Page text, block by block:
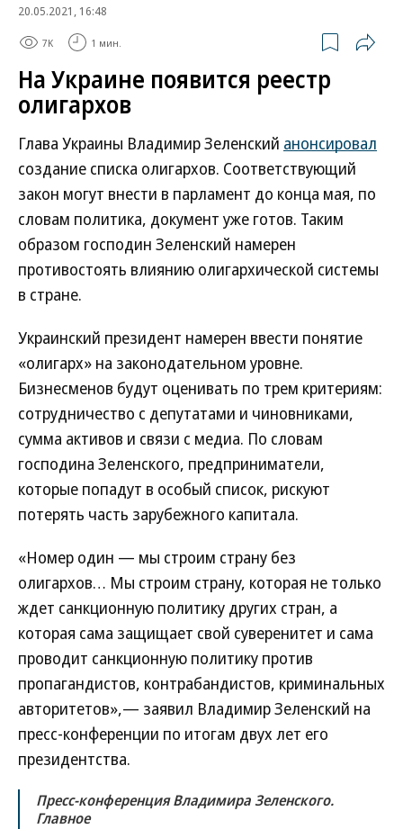
20.05.2021, 16:48
7K 1 мин.
На Украине появится реестр
олигархов
Глава Украины Владимир Зеленский анонсировал
создание списка олигархов. Соответствующий
закон могут внести в парламент до конца мая, по
словам политика, документ уже готов. Таким
образом господин Зеленский намерен
противостоять влиянию олигархической системы
в стране.
Украинский президент намерен ввести понятие
«олигарх» на законодательном уровне.
Бизнесменов будут оценивать по трем критериям:
сотрудничество с депутатами и чиновниками,
сумма активов и связи с медиа. По словам
господина Зеленского, предприниматели,
которые попадут в особый список, рискуют
потерять часть зарубежного капитала.
«Номер один — мы строим страну без
олигархов… Мы строим страну, которая не только
ждет санкционную политику других стран, а
которая сама защищает свой суверенитет и сама
проводит санкционную политику против
пропагандистов, контрабандистов, криминальных
авторитетов»,— заявил Владимир Зеленский на
пресс-конференции по итогам двух лет его
президентства.
Пресс-конференция Владимира Зеленского.
Главное